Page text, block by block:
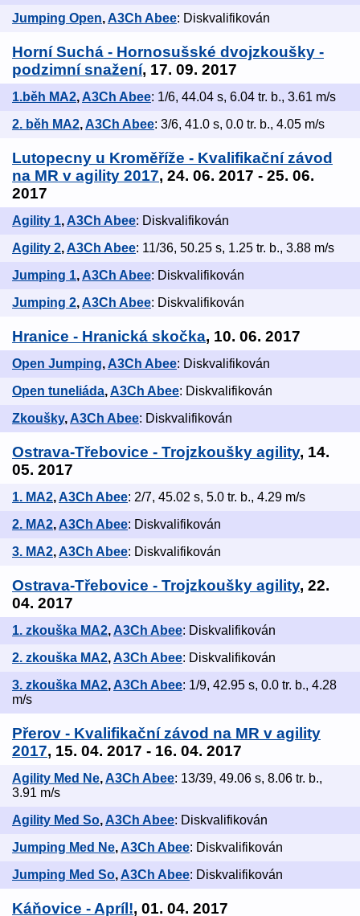
Jumping Open,A3Ch Abee: Diskvalifikován
Horní Suchá - Hornosušské dvojzkoušky -
podzimní snažení, 17. 09. 2017
1.běh MA2, A3Ch Abee: 1/6, 44.04 s, 6.04 tr. b., 3.61 m/s
2. běh MA2,A3Ch Abee: 3/6, 41.0 s, 0.0 tr. b., 4.05 m/s
Lutopecny u Kroměříže - Kvalifikační závod
na MR v agility 2017, 24. 06. 2017 - 25. 06.
2017
Agility 1, A3Ch Abee: Diskvalifikován
Agility 2,A3Ch Abee: 11/36, 50.25 s, 1.25 tr. b., 3.88 m/s
Jumping 1, A3Ch Abee: Diskvalifikován
Jumping 2,A3Ch Abee: Diskvalifikován
Hranice - Hranická skočka, 10. 06. 2017
Open Jumping, A3Ch Abee: Diskvalifikován
Open tuneliáda,A3Ch Abee: Diskvalifikován
Zkoušky, A3Ch Abee: Diskvalifikován
Ostrava-Třebovice - Trojzkoušky agility, 14.
05. 2017
1. MA2,A3Ch Abee: 2/7, 45.02 s, 5.0 tr. b., 4.29 m/s
2. MA2, A3Ch Abee: Diskvalifikován
3. MA2,A3Ch Abee: Diskvalifikován
Ostrava-Třebovice - Trojzkoušky agility, 22.
04. 2017
1. zkouška MA2, A3Ch Abee: Diskvalifikován
2. zkouška MA2,A3Ch Abee: Diskvalifikován
3. zkouška MA2, A3Ch Abee: 1/9, 42.95 s, 0.0 tr. b., 4.28
m/s
Přerov - Kvalifikační závod na MR v agility
2017, 15. 04. 2017 - 16. 04. 2017
Agility Med Ne,A3Ch Abee: 13/39, 49.06 s, 8.06 tr. b.,
3.91 m/s
Agility Med So, A3Ch Abee: Diskvalifikován
Jumping Med Ne,A3Ch Abee: Diskvalifikován
Jumping Med So, A3Ch Abee: Diskvalifikován
Káňovice - Apríl!, 01. 04. 2017